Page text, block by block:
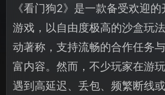
《看门狗2》是一款备受欢迎
游戏，以自由度极高的沙盒玩
动著称，支持流畅的合作任务
富内容。然而，不少玩家在游
遇到高延迟、丢包、频繁断线